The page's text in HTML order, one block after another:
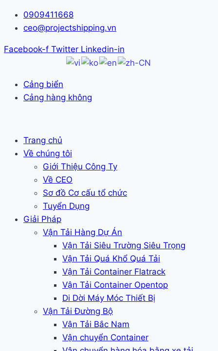
Skip
0909411668
ceo@projectshipping.vn
Facebook-f Twitter Linkedin-in
Cảng biển
Cảng hàng không
Trang chủ
Về chúng tôi
Giới Thiệu Công Ty
Về CEO
Sơ đồ Cơ cấu tổ chức
Tuyển Dụng
Giải Pháp
Vận Tải Hàng Dự Án
Vận Tải Siêu Trường Siêu Trọng
Vận Tải Quá Khổ Quá Tải
Vận Tải Container Flatrack
Vận Tải Container Opentop
Di Dời Máy Móc Thiết Bị
Vận Tải Đường Bộ
Vận Tải Bắc Nam
Vận chuyển Container